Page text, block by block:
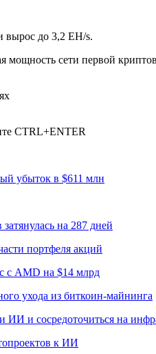
вырос до 3,2 EH/s.
мощность сети первой
CTRL+ENTER
убыток в $611 млн
на 287 дней
портфеля акций
с AMD на $14 млрд
ухода из биткоин-майнинга
ИИ и сосредоточиться на
к ИИ